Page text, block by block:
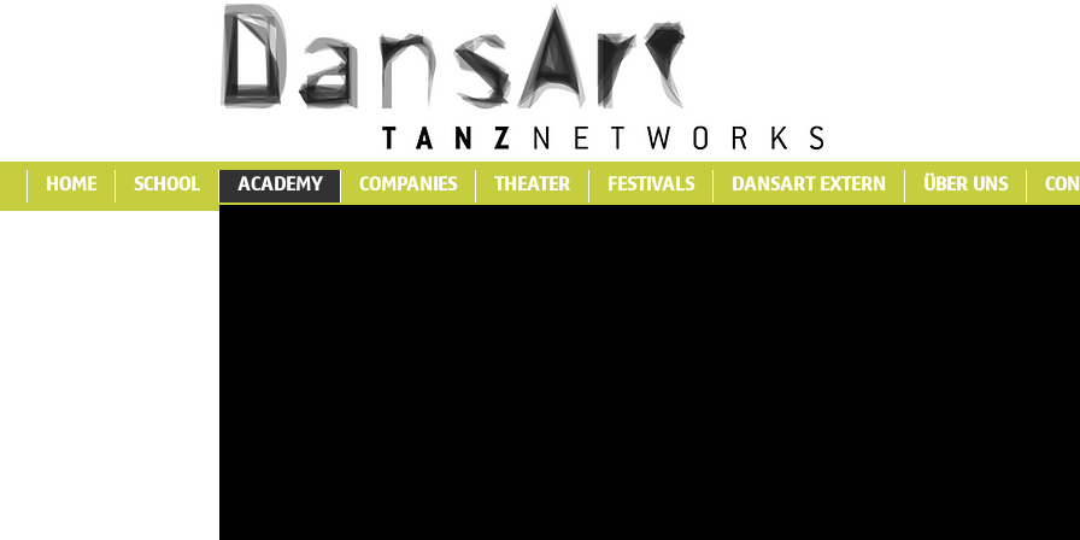
HOME SCHOOL ACADEMY COMPANIES THEATER FESTIVALS DANSART EXTERN ÜBER UNS